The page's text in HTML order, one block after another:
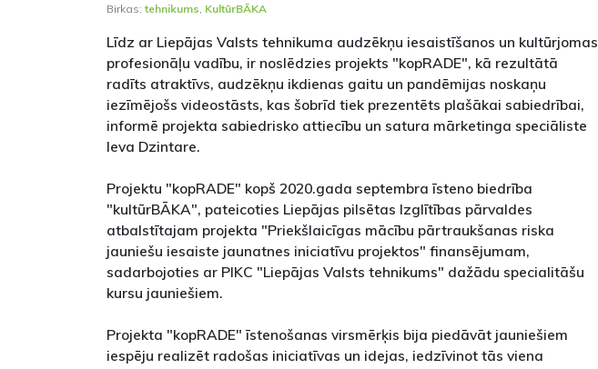
Birkas:tehnikums KultūrBĀKA
Līdz ar Liepājas Valsts tehnikuma audzēkņu iesaistīšanos un kultūrjomas
profesionāļu vadību, ir noslēdzies projekts "kopRADE", kā rezultātā
radīts atraktīvs, audzēkņu ikdienas gaitu un pandēmijas noskaņu
iezīmējošs videostāsts, kas šobrīd tiek prezentēts plašākai sabiedrībai,
informē projekta sabiedrisko attiecību un satura mārketinga speciāliste
Ieva Dzintare.
Projektu "kopRADE" kopš 2020.gada septembra īsteno biedrība
"kultūrBĀKA", pateicoties Liepājas pilsētas Izglītības pārvaldes
atbalstītajam projekta "Priekšlaicīgas mācību pārtraukšanas riska
jauniešu iesaiste jaunatnes iniciatīvu projektos" finansējumam,
sadarbojoties ar PIKC "Liepājas Valsts tehnikums" dažādu specialitāšu
kursu jauniešiem.
Projekta "kopRADE" īstenošanas virsmērķis bija piedāvāt jauniešiem
iespēju realizēt radošas iniciatīvas un idejas, iedzīvinot tās viena